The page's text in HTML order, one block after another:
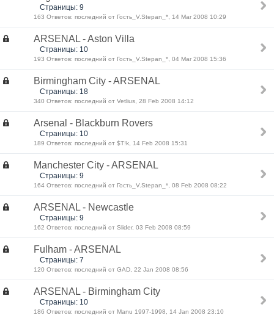
Страницы: 9
163 Ответов: последний от Гость_V.Stepan_*, 14 Mar 2008 10:29
ARSENAL - Aston Villa
Страницы: 10
193 Ответов: последний от Гость_V.Stepan_*, 04 Mar 2008 15:36
Birmingham City - ARSENAL
Страницы: 18
340 Ответов: последний от Vetlius, 28 Feb 2008 14:12
Arsenal - Blackburn Rovers
Страницы: 10
189 Ответов: последний от $T!k, 14 Feb 2008 15:31
Manchester City - ARSENAL
Страницы: 9
164 Ответов: последний от Гость_V.Stepan_*, 08 Feb 2008 08:22
ARSENAL - Newcastle
Страницы: 9
162 Ответов: последний от Slider, 03 Feb 2008 08:59
Fulham - ARSENAL
Страницы: 7
120 Ответов: последний от GAD, 22 Jan 2008 08:56
ARSENAL - Birmingham City
Страницы: 10
186 Ответов: последний от Manu 1997-1998, 14 Jan 2008 23:10